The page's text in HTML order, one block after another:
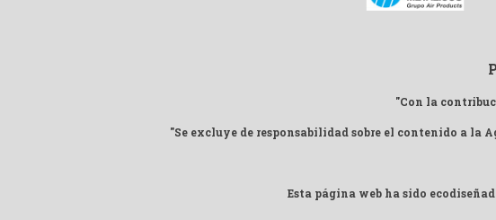
"Con la
"Se excluye de responsabilidad sobre el contenido a la
Esta página web ha sido